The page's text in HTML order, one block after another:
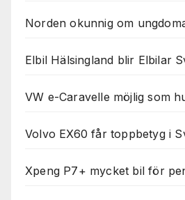
Norden okunnig om
Elbil Hälsingland blir Elbilar
VW e-Caravelle möjlig som
Volvo EX60 får toppbetyg i
Xpeng P7+ mycket bil för